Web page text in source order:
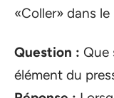
«Coller» dans
Question : Que
élément du